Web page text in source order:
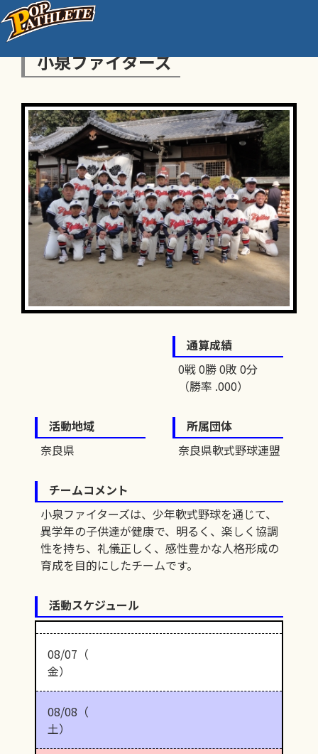
小泉ファイターズ
通算成績
0戦 0勝 0敗 0分
（勝率 .000）
活動地域
奈良県
所属団体
奈良県軟式野球連盟
チームコメント
小泉ファイターズは、少年軟式野球を通じて、
異学年の子供達が健康で、明るく、楽しく協調
性を持ち、礼儀正しく、感性豊かな人格形成の
育成を目的にしたチームです。
活動スケジュール
08/07（
金）
08/08（
土）